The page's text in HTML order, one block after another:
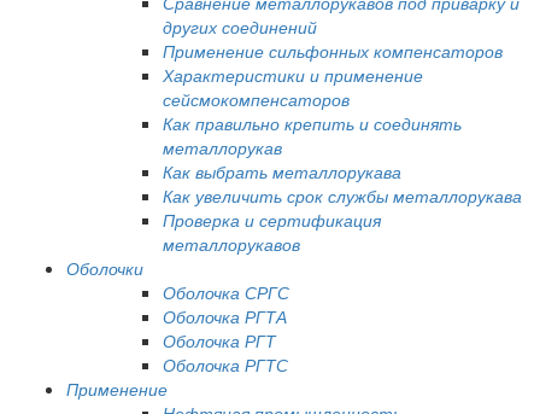
других соединений
Применение сильфонных компенсаторов
Характеристики и применение
сейсмокомпенсаторов
Как правильно крепить и соединять
металлорукав
Как выбрать металлорукава
Как увеличить срок службы металлорукава
Проверка и сертификация
металлорукавов
Оболочки
Оболочка СРГС
Оболочка РГТА
Оболочка РГТ
Оболочка РГТС
Применение